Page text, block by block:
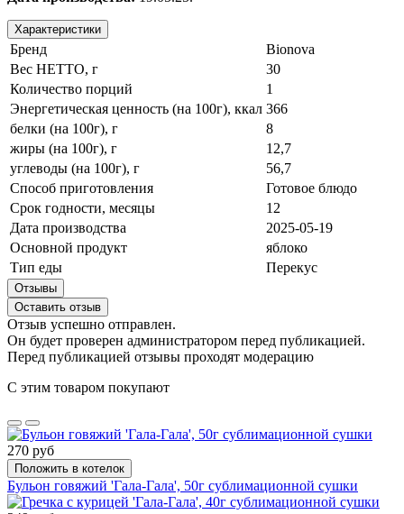
Характеристики
Бренд
Bionova
Вес НЕТТО, г
30
Количество порций
1
Энергетическая ценность (на 100г), ккал 366
белки (на 100г), г
8
жиры (на 100г), г
12,7
углеводы (на 100г), г
56,7
Способ приготовления
Готовое блюдо
Срок годности, месяцы
12
Дата производства
2025-05-19
Основной продукт
яблоко
Тип еды
Перекус
Отзывы
Оставить отзыв
Отзыв успешно отправлен.
Он будет проверен администратором перед публикацией.
Перед публикацией отзывы проходят модерацию
С этим товаром покупают
270 руб
Положить в котелок
Бульон говяжий 'Гала-Гала', 50г сублимационной сушки